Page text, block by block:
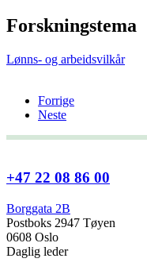
Forskningstema
Lønns- og arbeidsvilkår
Forrige
Neste
+47 22 08 86 00
Borggata 2B
Postboks 2947 Tøyen
0608 Oslo
Daglig leder